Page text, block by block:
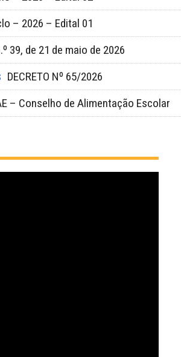
– 2026 – Edital 01
39, de 21 de maio de 2026
DECRETO Nº 65/2026
– Conselho de Alimentação Escolar
COMPROMISSO Nº 964248/2024/
02/2025 – Prova de Vida